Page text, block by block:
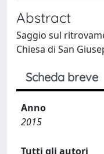
Abstract
Saggio sul
Chiesa di San
Scheda breve
Anno
2015
Tutti gli autori